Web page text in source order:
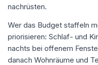
nachrüsten.
Wer das Budget staffeln
priorisieren: Schlaf- und
nachts bei offenem
danach Wohnräume und